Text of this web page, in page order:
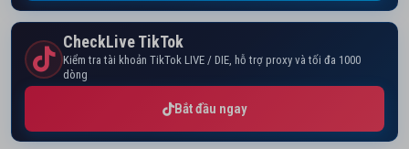
CheckLive TikTok
Kiểm tra tài khoản TikTok LIVE / DIE, hỗ trợ proxy và tối đa 1000
dòng
Bắt đầu ngay